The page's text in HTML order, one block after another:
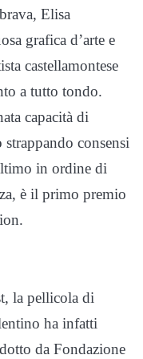
Elisa
grafica d’arte e
castellamontese
a tutto tondo.
capacità di
consensi
in ordine di
è il primo premio
la pellicola di
ha infatti
da Fondazione